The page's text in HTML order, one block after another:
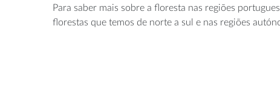
Para saber mais sobre a floresta nas regiões
florestas que temos de norte a sul e nas regiões